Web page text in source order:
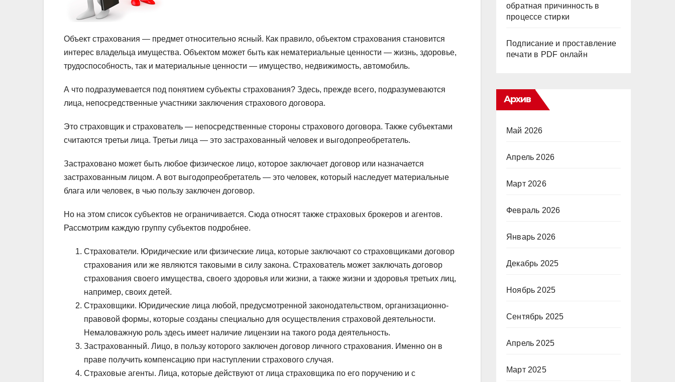
Объект страхования — предмет относительно ясный. Как правило, объектом страхования становится
интерес владельца имущества. Объектом может быть как нематериальные ценности — жизнь, здоровье,
трудоспособность, так и материальные ценности — имущество, недвижимость, автомобиль.
А что подразумевается под понятием субъекты страхования? Здесь, прежде всего, подразумеваются
лица, непосредственные участники заключения страхового договора.
Это страховщик и страхователь — непосредственные стороны страхового договора. Также субъектами
считаются третьи лица. Третьи лица — это застрахованный человек и выгодопреобретатель.
Застраховано может быть любое физическое лицо, которое заключает договор или назначается
застрахованным лицом. А вот выгодопреобретатель — это человек, который наследует материальные
блага или человек, в чью пользу заключен договор.
Но на этом список субъектов не ограничивается. Сюда относят также страховых брокеров и агентов.
Рассмотрим каждую группу субъектов подробнее.
Страхователи. Юридические или физические лица, которые заключают со страховщиками договор
страхования или же являются таковыми в силу закона. Страхователь может заключать договор
страхования своего имущества, своего здоровья или жизни, а также жизни и здоровья третьих лиц,
например, своих детей.
Страховщики. Юридические лица любой, предусмотренной законодательством, организационно-
правовой формы, которые созданы специально для осуществления страховой деятельности.
Немаловажную роль здесь имеет наличие лицензии на такого рода деятельность.
Застрахованный. Лицо, в пользу которого заключен договор личного страхования. Именно он в
праве получить компенсацию при наступлении страхового случая.
Страховые агенты. Лица, которые действуют от лица страховщика по его поручению и с
обратная причинность в
процессе стирки
Подписание и проставление
печати в PDF онлайн
Архив
Май 2026
Апрель 2026
Март 2026
Февраль 2026
Январь 2026
Декабрь 2025
Ноябрь 2025
Сентябрь 2025
Апрель 2025
Март 2025